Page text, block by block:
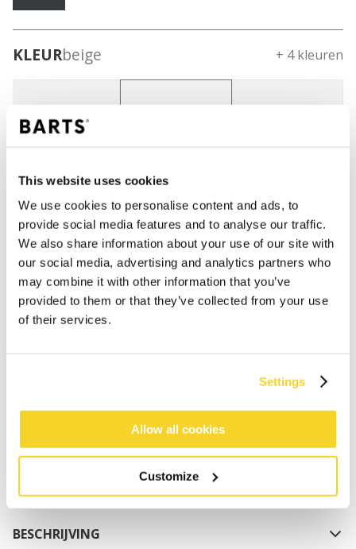
This website uses cookies
We use cookies to personalise content and ads, to
provide social media features and to analyse our traffic.
We also share information about your use of our site with
our social media, advertising and analytics partners who
may combine it with other information that you’ve
provided to them or that they’ve collected from your use
of their services.
Settings
Allow all cookies
Customize
KLEURbeige + 4 kleuren
Bestellingen die op werkdagen vóór 12:00 uur
worden geplaatst, worden dezelfde dag verzonden
Gratis verzending voor orders boven € 50,- binnen
Binnen 30 dagen retourneren
BESCHRIJVING